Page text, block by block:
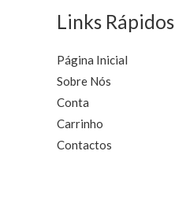
Links Rápidos
Página Inicial
Sobre Nós
Conta
Carrinho
Contactos